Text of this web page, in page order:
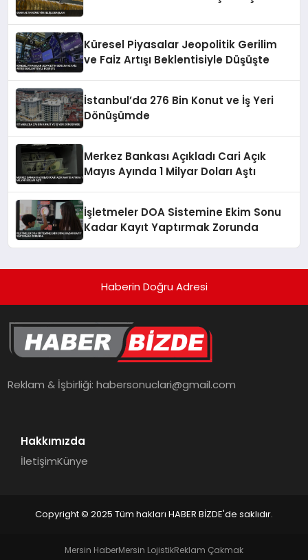
Küresel Piyasalar Jeopolitik Gerilim
ve Faiz Artışı Beklentisiyle Düşüşte
İstanbul’da 276 Bin Konut ve İş Yeri
Dönüşümde
Merkez Bankası Açıkladı Cari Açık
Mayıs Ayında 1 Milyar Doları Aştı
İşletmeler DOA Sistemine Ekim Sonu
Kadar Kayıt Yaptırmak Zorunda
Haberin Doğru Adresi
Reklam & İşbirliği:habersonuclari@gmail.com
Hakkımızda
İletişimKünye
Copyright © 2025 Tüm hakları HABER BİZDE'de saklıdır.
Mersin HaberMersin LojistikReklam Çakmak